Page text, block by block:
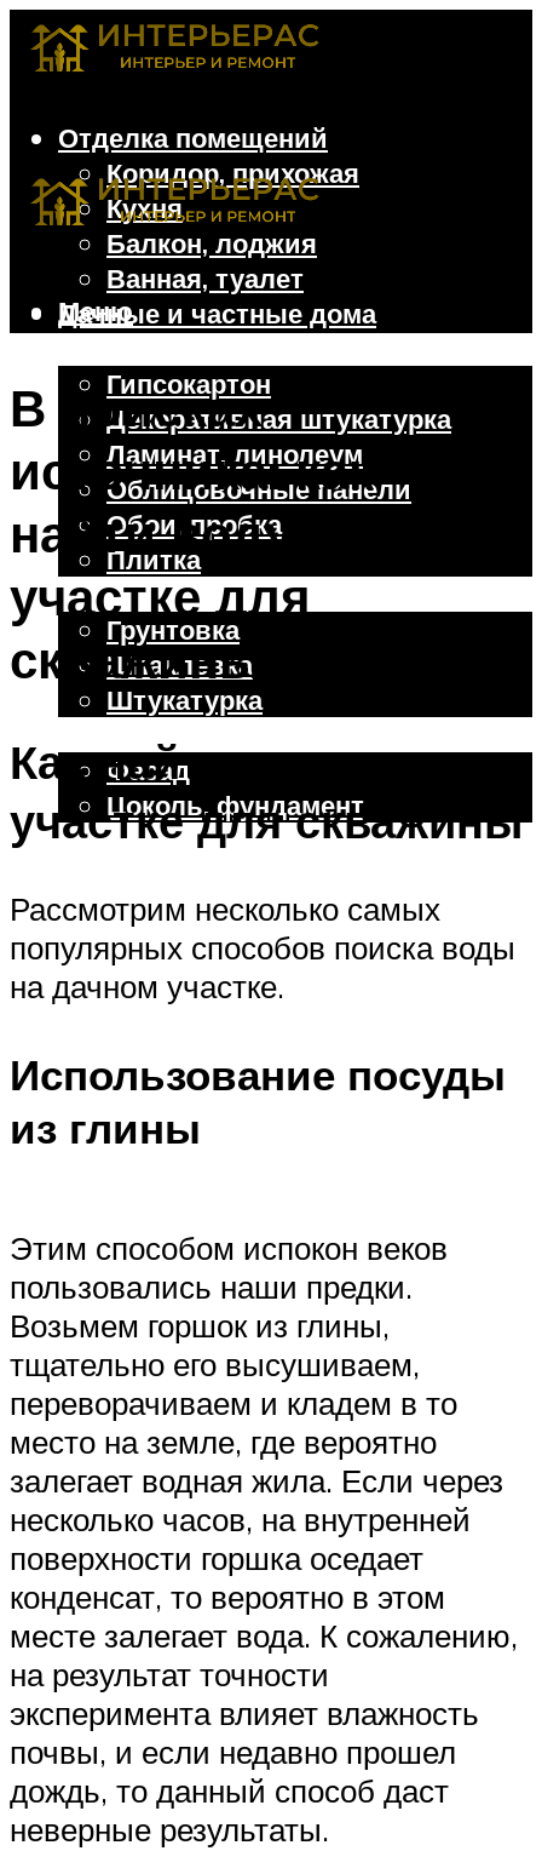
Отделка помещений
Коридор, прихожая
Кухня
Балкон, лоджия
Ванная, туалет
Дачные и частные дома
Гипсокартон
Декоративная штукатурка
Ламинат, линолеум
Облицовочные панели
Обои, пробка
Плитка
Отделочные работы
Грунтовка
Шпаклевка
Штукатурка
Внешняя отделка
Фасад
Цоколь, фундамент
Меню
В поисках
источника: как
найти воду на
участке для
скважины
Как найти воду на
участке для скважины
Рассмотрим несколько самых
популярных способов поиска воды
на дачном участке.
Использование посуды
из глины
Этим способом испокон веков
пользовались наши предки.
Возьмем горшок из глины,
тщательно его высушиваем,
переворачиваем и кладем в то
место на земле, где вероятно
залегает водная жила. Если через
несколько часов, на внутренней
поверхности горшка оседает
конденсат, то вероятно в этом
месте залегает вода. К сожалению,
на результат точности
эксперимента влияет влажность
почвы, и если недавно прошел
дождь, то данный способ даст
неверные результаты.